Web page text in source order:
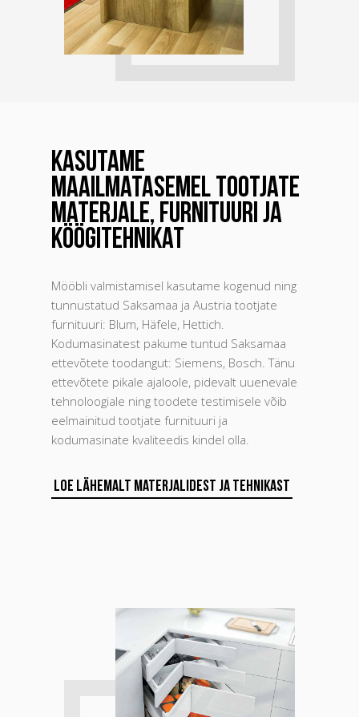
Kasutame
maailmatasemel tootjate
materjale, furnituuri ja
köögitehnikat
Mööbli valmistamisel kasutame kogenud ning
tunnustatud Saksamaa ja Austria tootjate
furnituuri: Blum, Häfele, Hettich.
Kodumasinatest pakume tuntud Saksamaa
ettevõtete toodangut: Siemens, Bosch. Tänu
ettevõtete pikale ajaloole, pidevalt uuenevale
tehnoloogiale ning toodete testimisele võib
eelmainitud tootjate furnituuri ja
kodumasinate kvaliteedis kindel olla.
Loe lähemalt materjalidest ja tehnikast